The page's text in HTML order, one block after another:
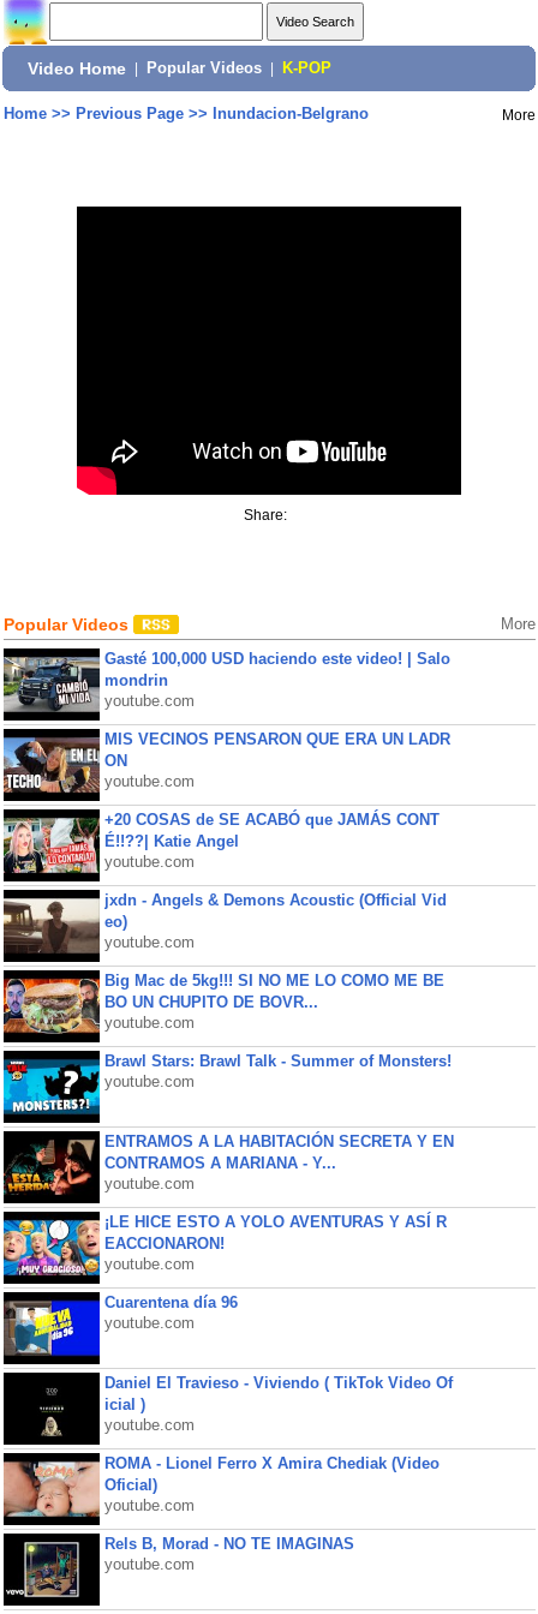
Video Home Popular Videos K-POP
Home>> Previous Page>> Inundacion-Belgrano More
Share:
Popular Videos More
Gasté 100,000 USD haciendo este video! | Salo
mondrin
youtube.com
MIS VECINOS PENSARON QUE ERA UN LADR
ON
youtube.com
+20 COSAS de SE ACABÓ que JAMÁS CONT
É!!??| Katie Angel
youtube.com
jxdn - Angels & Demons Acoustic (Official Vid
eo)
youtube.com
Big Mac de 5kg!!! SI NO ME LO COMO ME BE
BO UN CHUPITO DE BOVR...
youtube.com
Brawl Stars: Brawl Talk - Summer of Monsters!
youtube.com
ENTRAMOS A LA HABITACIÓN SECRETA Y EN
CONTRAMOS A MARIANA - Y...
youtube.com
¡LE HICE ESTO A YOLO AVENTURAS Y ASÍ R
EACCIONARON!
youtube.com
Cuarentena día 96
youtube.com
Daniel El Travieso - Viviendo ( TikTok Video Of
icial )
youtube.com
ROMA - Lionel Ferro X Amira Chediak (Video
Oficial)
youtube.com
Rels B, Morad - NO TE IMAGINAS
youtube.com